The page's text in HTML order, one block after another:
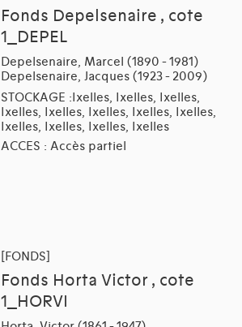
Fonds Depelsenaire , cote
1_DEPEL
Depelsenaire, Marcel (1890 - 1981)
Depelsenaire, Jacques (1923 - 2009)
STOCKAGE :Ixelles, Ixelles, Ixelles,
Ixelles, Ixelles, Ixelles, Ixelles, Ixelles,
Ixelles, Ixelles, Ixelles, Ixelles
ACCES : Accès partiel
[FONDS]
Fonds Horta Victor , cote
1_HORVI